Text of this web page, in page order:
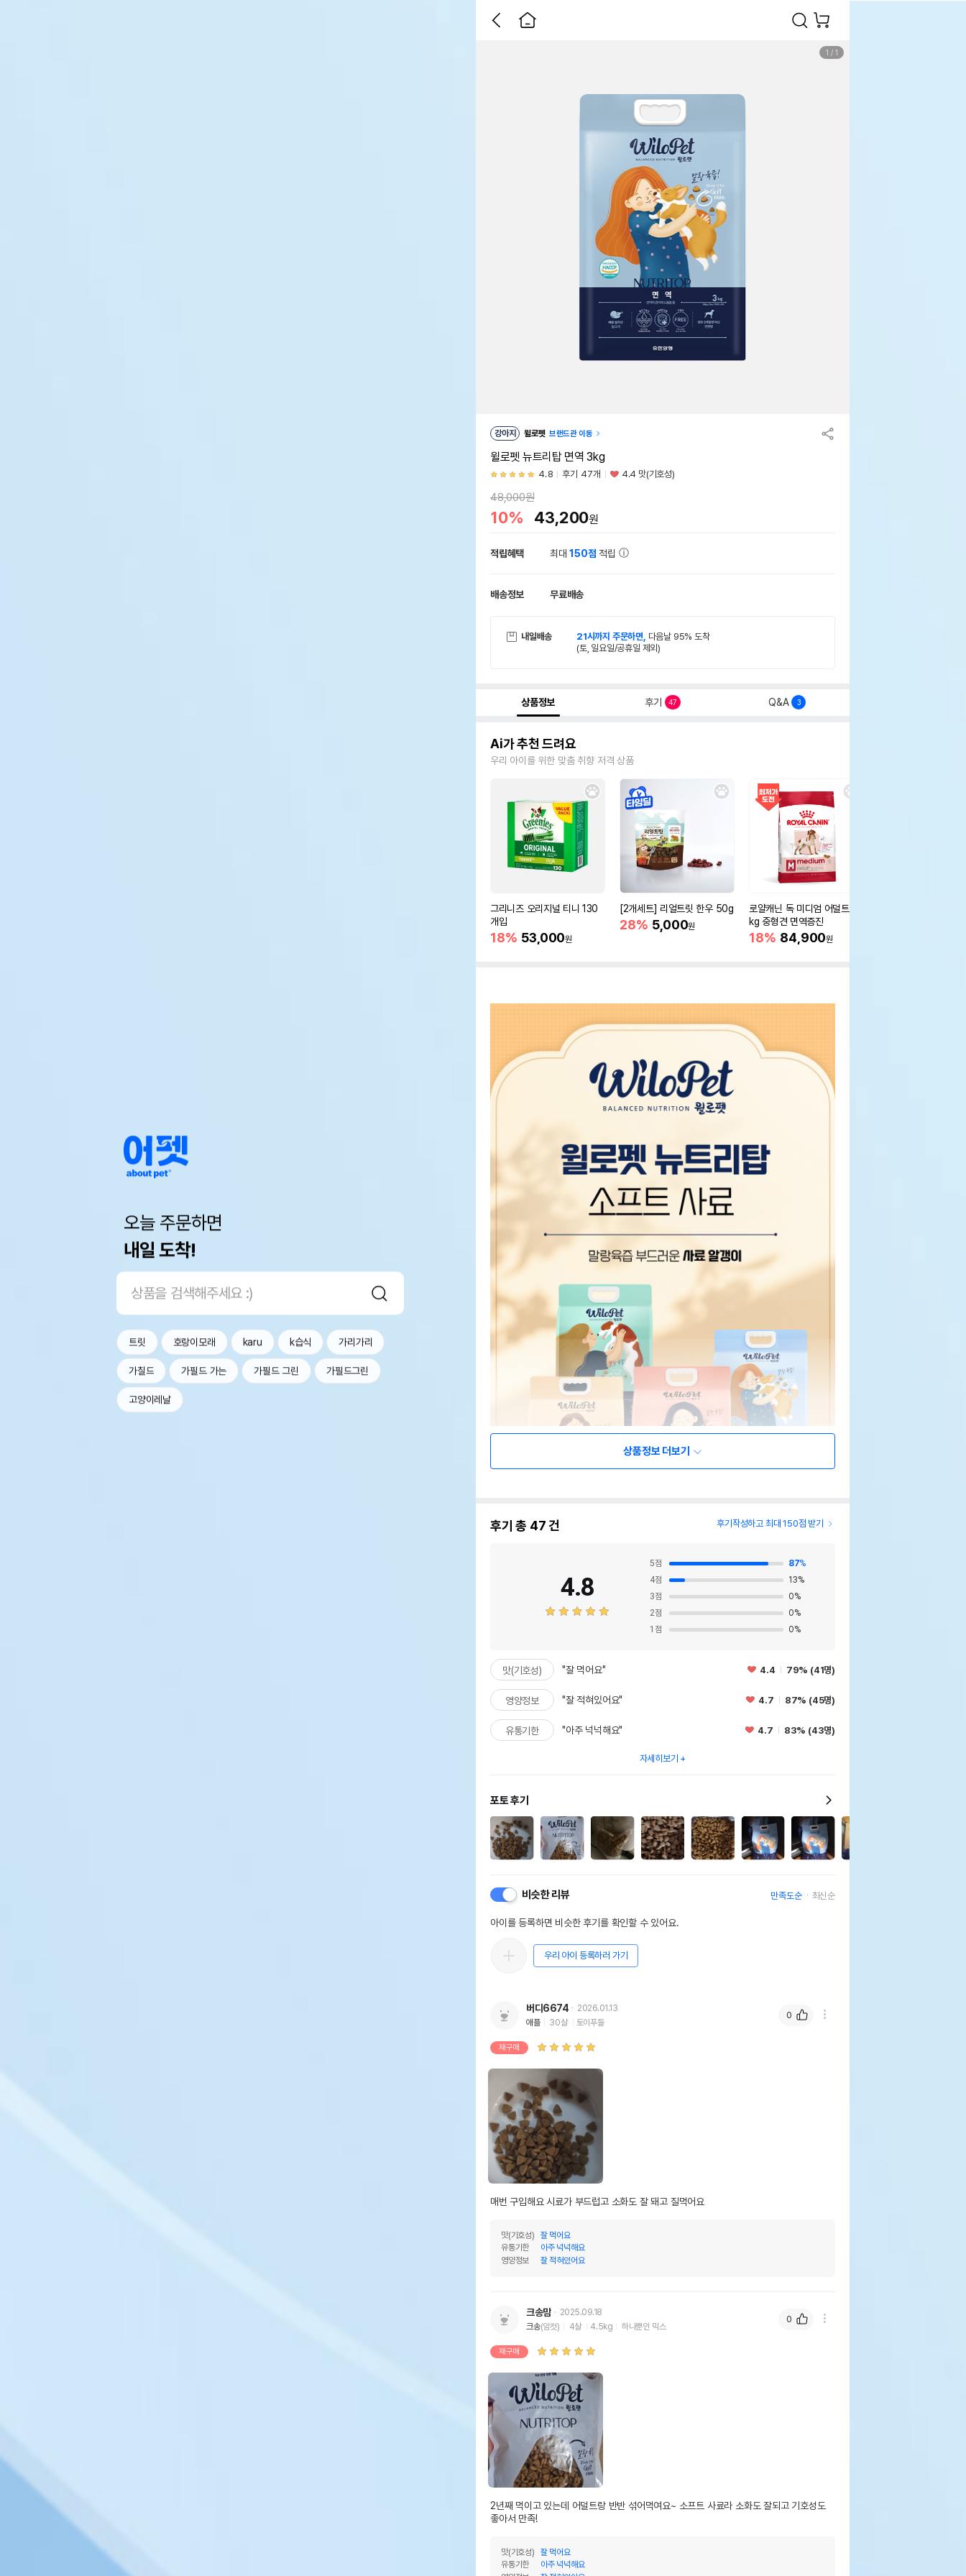
오늘 주문하면
내일 도착!
트릿 호랑이모래 karu k습식 가리가리
가칠드 가필드 가는 가필드 그린 가필드그린
고양이레날
1 / 1
강아지 윌로펫 브랜드관 이동
윌로펫 뉴트리탑 면역 3kg
4.8 후기 47개 4.4 맛(기호성)
48,000원
10% 43,200원
적립혜택 최대150점 적립
배송정보 무료배송
내일배송 21시까지 주문하면, 다음날 95% 도착
(토, 일요일/공휴일 제외)
상품정보 후기 47 Q&A 3
Ai가 추천 드려요
우리 아이를 위한 맞춤 취향 저격 상품
그리니즈 오리지널 티니 130
개입
18% 53,000원
[2개세트] 리얼트릿 한우 50g
28% 5,000원
로얄캐닌 독 미디엄 어덜트 10
kg 중형견 면역증진
18% 84,900원
상품정보 더보기
후기 총 47건 후기작성하고 최대 150점 받기
4.8
5점 87%
4점 13%
3점 0%
2점 0%
1 점 0%
맛(기호성) "잘 먹어요" 4.4 79% (41명)
영양정보 "잘 적혀있어요" 4.7 87% (45명)
유통기한 "아주 넉넉해요" 4.7 83% (43명)
자세히보기
포토 후기
비슷한 리뷰 만족도순 최신순
아이를 등록하면 비슷한 후기를 확인할 수 있어요.
우리 아이 등록하러 가기
버디6674
2026.01.13
애플
30살 토이푸들
재구매
매번 구입해요 시료가 부드럽고 소화도 잘 돼고 질먹어요
맛(기호성)
잘 먹어요
유통기한
아주 넉넉해요
영양정보
잘 적혀있어요
0
크송맘
2025.09.18
크송(암컷) 4살 4.5kg 하나뿐인 믹스
재구매
2년째 먹이고 있는데 어덜트랑 반반 섞어먹여요~ 소프트 사료라 소화도 잘되고 기호성도
좋아서 만족!
맛(기호성)
잘 먹어요
유통기한
아주 넉넉해요
0